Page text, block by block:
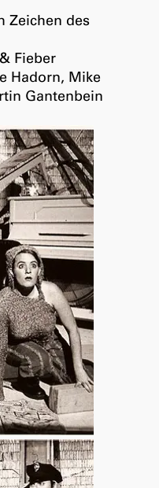
Zeichen des
Fieber
Hadorn, Mike
Gantenbein